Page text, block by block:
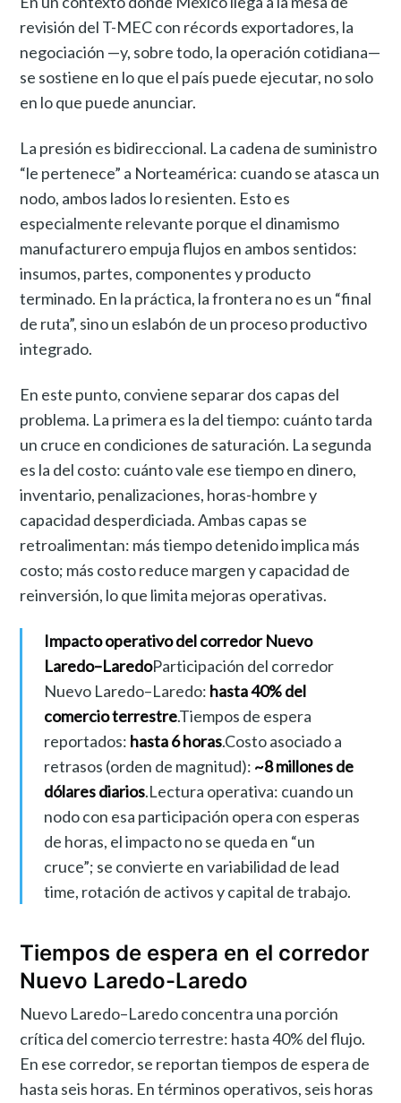
revisión del T-MEC con récords exportadores, la
negociación —y, sobre todo, la operación cotidiana—
se sostiene en lo que el país puede ejecutar, no solo
en lo que puede anunciar.
La presión es bidireccional. La cadena de suministro
“le pertenece” a Norteamérica: cuando se atasca un
nodo, ambos lados lo resienten. Esto es
especialmente relevante porque el dinamismo
manufacturero empuja flujos en ambos sentidos:
insumos, partes, componentes y producto
terminado. En la práctica, la frontera no es un “final
de ruta”, sino un eslabón de un proceso productivo
integrado.
En este punto, conviene separar dos capas del
problema. La primera es la del tiempo: cuánto tarda
un cruce en condiciones de saturación. La segunda
es la del costo: cuánto vale ese tiempo en dinero,
inventario, penalizaciones, horas-hombre y
capacidad desperdiciada. Ambas capas se
retroalimentan: más tiempo detenido implica más
costo; más costo reduce margen y capacidad de
reinversión, lo que limita mejoras operativas.
Impacto operativo del corredor Nuevo
Laredo–LaredoParticipación del corredor
Nuevo Laredo–Laredo: hasta 40% del
comercio terrestre.Tiempos de espera
reportados: hasta 6 horas.Costo asociado a
retrasos (orden de magnitud): ~8 millones de
dólares diarios.Lectura operativa: cuando un
nodo con esa participación opera con esperas
de horas, el impacto no se queda en “un
cruce”; se convierte en variabilidad de lead
time, rotación de activos y capital de trabajo.
Tiempos de espera en el corredor
Nuevo Laredo-Laredo
Nuevo Laredo–Laredo concentra una porción
crítica del comercio terrestre: hasta 40% del flujo.
En ese corredor, se reportan tiempos de espera de
hasta seis horas. En términos operativos, seis horas